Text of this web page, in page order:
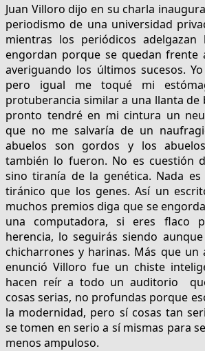
Juan Villoro dijo en su charla
periodismo de una universidad
mientras los periódicos adelgazan
engordan porque se quedan frente
averiguando los últimos sucesos.
pero igual me toqué mi
protuberancia similar a una llanta de
pronto tendré en mi cintura un
que no me salvaría de un
abuelos son gordos y los
también lo fueron. No es cuestión
sino tiranía de la genética. Nada
tiránico que los genes. Así un
muchos premios diga que se
una computadora, si eres flaco
herencia, lo seguirás siendo
chicharrones y harinas. Más que
enunció Villoro fue un chiste
hacen reír a todo un auditorio
cosas serias, no profundas porque
la modernidad, pero sí cosas tan
se tomen en serio a sí mismas para
menos ampuloso.